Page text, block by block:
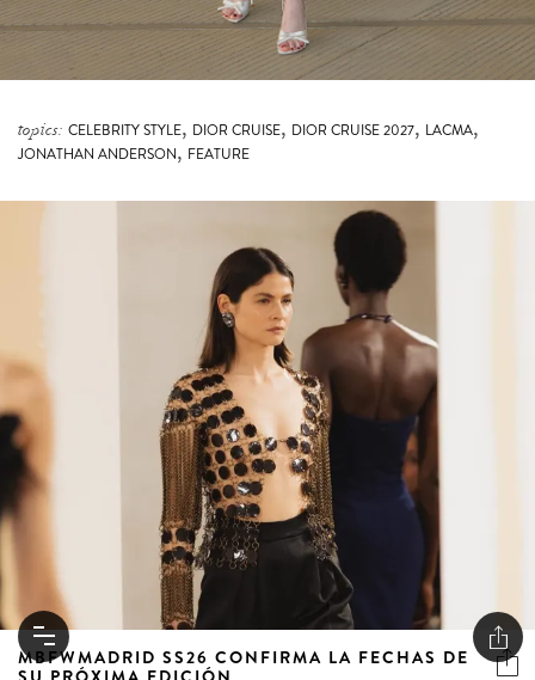
topics: CELEBRITY STYLE, DIOR CRUISE, DIOR CRUISE 2027, LACMA,
JONATHAN ANDERSON, FEATURE
MBFWMADRID SS26 CONFIRMA LA FECHAS DE